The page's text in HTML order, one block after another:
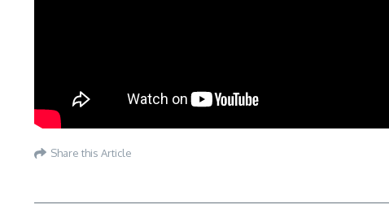
Share this Article